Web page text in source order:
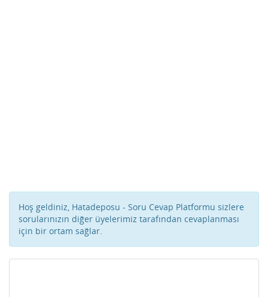
Hoş geldiniz, Hatadeposu - Soru Cevap Platformu sizlere
sorularınızın diğer üyelerimiz tarafından cevaplanması
için bir ortam sağlar.